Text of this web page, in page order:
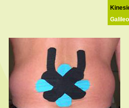
Galileo